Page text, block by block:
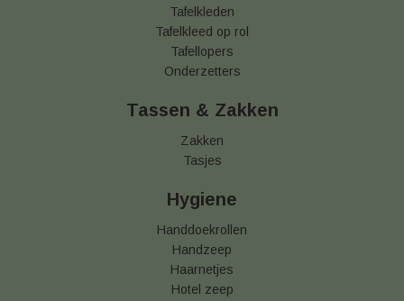
Tafelkleden
Tafelkleed op rol
Tafellopers
Onderzetters
Tassen & Zakken
Zakken
Tasjes
Hygiene
Handdoekrollen
Handzeep
Haarnetjes
Hotel zeep